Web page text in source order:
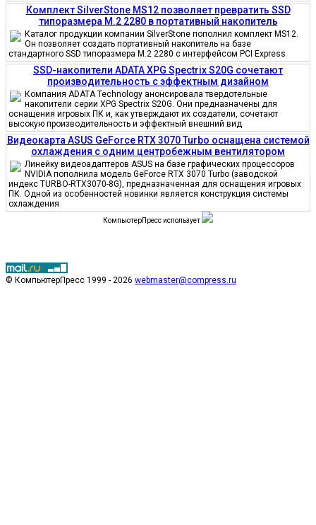
Комплект SilverStone MS12 позволяет превратить SSD
типоразмера M.2 2280 в портативный накопитель
Каталог продукции компании SilverStone пополнил комплект MS12.
Он позволяет создать портативный накопитель на базе
стандартного SSD типоразмера M.2 2280 с интерфейсом PCI Express
SSD-накопители ADATA XPG Spectrix S20G сочетают
производительность с эффектным дизайном
Компания ADATA Technology анонсировала твердотельные
накопители серии XPG Spectrix S20G. Они предназначены для
оснащения игровых ПК и, как утверждают их создатели, сочетают
высокую производительность и эффектный внешний вид
Видеокарта ASUS GeForce RTX 3070 Turbo оснащена системой
охлаждения с одним центробежным вентилятором
Линейку видеоадаптеров ASUS на базе графических процессоров
NVIDIA пополнила модель GeForce RTX 3070 Turbo (заводской
индекс TURBO-RTX3070-8G), предназначенная для оснащения игровых
ПК. Одной из особенностей новинки является конструкция системы
охлаждения
КомпьютерПресс использует
© КомпьютерПресс 1999 - 2026 webmaster@compress.ru